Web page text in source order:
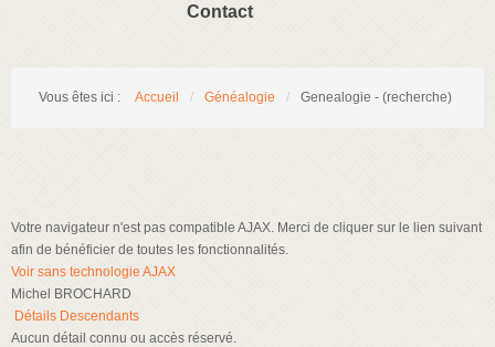
Contact
Vous êtes ici : Accueil / Généalogie / Genealogie - (recherche)
Votre navigateur n'est pas compatible AJAX. Merci de cliquer sur le lien suivant
afin de bénéficier de toutes les fonctionnalités.
Voir sans technologie AJAX
Michel BROCHARD
Détails Descendants
Aucun détail connu ou accès réservé.